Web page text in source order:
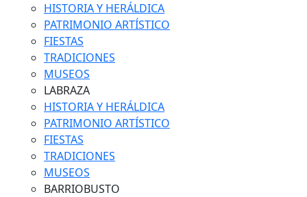
HISTORIA Y HERÁLDICA
PATRIMONIO ARTÍSTICO
FIESTAS
TRADICIONES
MUSEOS
LABRAZA
HISTORIA Y HERÁLDICA
PATRIMONIO ARTÍSTICO
FIESTAS
TRADICIONES
MUSEOS
BARRIOBUSTO